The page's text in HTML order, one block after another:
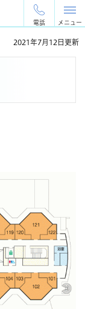
電話 メニュー
2021年7月12日更新